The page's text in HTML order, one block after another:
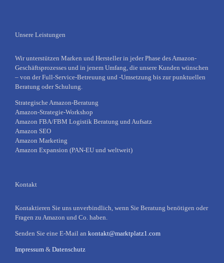
Unsere Leistungen
Wir unterstützen Marken und Hersteller in jeder Phase des Amazon-
Geschäftsprozesses und in jenem Umfang, die unsere Kunden wünschen
– von der Full-Service-Betreuung und -Umsetzung bis zur punktuellen
Beratung oder Schulung.
Strategische Amazon-Beratung
Amazon-Strategie-Workshop
Amazon FBA/FBM Logistik Beratung und Aufsatz
Amazon SEO
Amazon Marketing
Amazon Expansion (PAN-EU und weltweit)
Kontakt
Kontaktieren Sie uns unverbindlich, wenn Sie Beratung benötigen oder
Fragen zu Amazon und Co. haben.
Senden Sie eine E-Mail an kontakt@marktplatz1.com
Impressum & Datenschutz